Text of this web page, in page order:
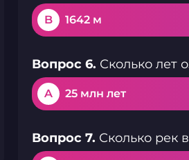
B 1642 м
Вопрос 6. Сколько лет
A 25 млн лет
Вопрос 7. Сколько рек